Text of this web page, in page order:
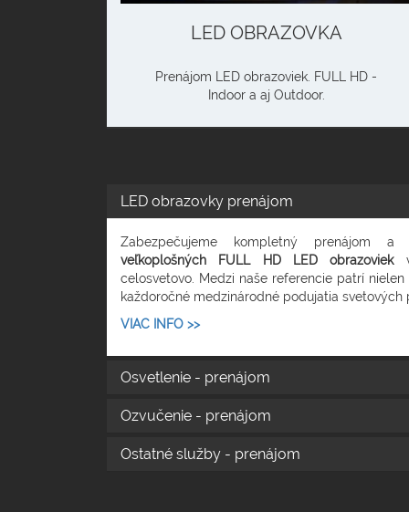
LED OBRAZOVKA
Prenájom LED obrazoviek. FULL HD -
Indoor a aj Outdoor.
LED obrazovky prenájom
Zabezpečujeme kompletný prenájom a
veľkoplošných FULL HD LED obrazoviekv
celosvetovo. Medzi naše referencie patrí nielen
každoročné medzinárodné podujatia svetových
VIAC INFO >>
Osvetlenie - prenájom
Ozvučenie - prenájom
Ostatné služby - prenájom